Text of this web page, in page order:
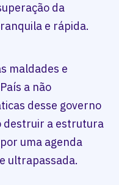
da
e rápida.
maldades e
a não
desse governo
destruir a estrutura
uma agenda
ultrapassada.